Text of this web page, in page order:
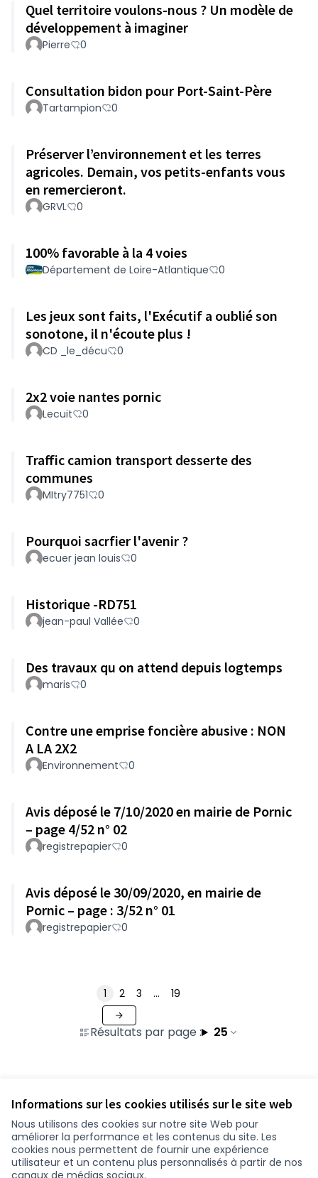
Informations sur les cookies utilisés sur le site web
Nous utilisons des cookies sur notre site Web pour
améliorer la performance et les contenus du site. Les
cookies nous permettent de fournir une expérience
utilisateur et un contenu plus personnalisés à partir de nos
canaux de médias sociaux.
Quel territoire voulons-nous ? Un modèle de
développement à imaginer
Pierre 0
Consultation bidon pour Port-Saint-Père
Tartampion 0
Préserver l’environnement et les terres
agricoles. Demain, vos petits-enfants vous
en remercieront.
GRVL 0
100% favorable à la 4 voies
Département de Loire-Atlantique 0
Les jeux sont faits, l'Exécutif a oublié son
sonotone, il n'écoute plus !
CD _le_décu 0
2x2 voie nantes pornic
Lecuit 0
Traffic camion transport desserte des
communes
MItry7751 0
Pourquoi sacrfier l'avenir ?
ecuer jean louis 0
Historique -RD751
jean-paul Vallée 0
Des travaux qu on attend depuis logtemps
maris 0
Contre une emprise foncière abusive : NON
A LA 2X2
Environnement 0
Avis déposé le 7/10/2020 en mairie de Pornic
– page 4/52 n° 02
registrepapier 0
Avis déposé le 30/09/2020, en mairie de
Pornic – page : 3/52 n° 01
registrepapier 0
Résultats par page : 25
1 2 3 … 19
Conditions d'utilisation
Paramètres des cookies
participer.loire-atlantique.fr sur Facebook
participer.loire-atlantique.fr sur Instagram
participer.loire-atlantique.fr sur YouTube